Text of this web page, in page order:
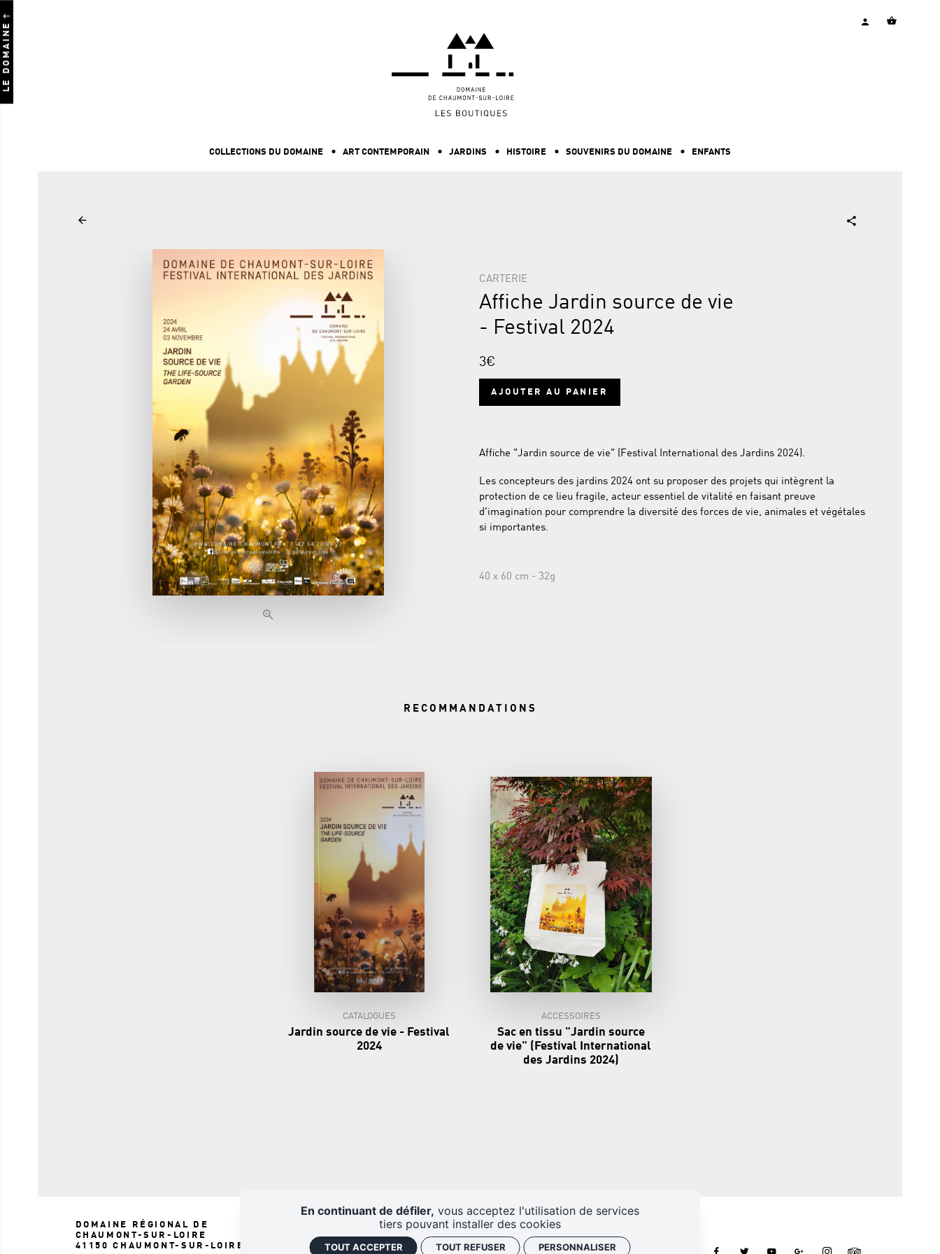
LE DOMAINE
COLLECTIONS DU DOMAINE ART CONTEMPORAIN JARDINS HISTOIRE SOUVENIRS DU DOMAINE ENFANTS
CARTERIE
Affiche Jardin source de vie
- Festival 2024
3€
AJOUTER AU PANIER
Affiche "Jardin source de vie" (Festival International des Jardins 2024).
Les concepteurs des jardins 2024 ont su proposer des projets qui intègrent la
protection de ce lieu fragile, acteur essentiel de vitalité en faisant preuve
d'imagination pour comprendre la diversité des forces de vie, animales et végétales
si importantes.
40 x 60 cm - 32g
RECOMMANDATIONS
CATALOGUES
Jardin source de vie - Festival
2024
ACCESSOIRES
Sac en tissu "Jardin source
de vie" (Festival International
des Jardins 2024)
DOMAINE RÉGIONAL DE
CHAUMONT-SUR-LOIRE
41150 CHAUMONT-SUR-LOIRE
LE SITE DU DOMAINE LA BILLETTERIE
En continuant de défiler, vous acceptez l'utilisation de services
tiers pouvant installer des cookies
TOUT ACCEPTER TOUT REFUSER PERSONNALISER